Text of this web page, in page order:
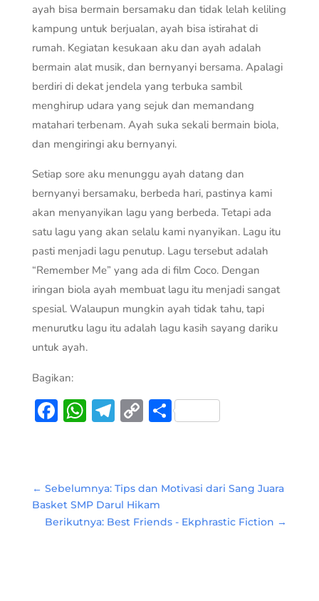
ayah bisa bermain bersamaku dan tidak lelah keliling
kampung untuk berjualan, ayah bisa istirahat di
rumah. Kegiatan kesukaan aku dan ayah adalah
bermain alat musik, dan bernyanyi bersama. Apalagi
berdiri di dekat jendela yang terbuka sambil
menghirup udara yang sejuk dan memandang
matahari terbenam. Ayah suka sekali bermain biola,
dan mengiringi aku bernyanyi.
Setiap sore aku menunggu ayah datang dan
bernyanyi bersamaku, berbeda hari, pastinya kami
akan menyanyikan lagu yang berbeda. Tetapi ada
satu lagu yang akan selalu kami nyanyikan. Lagu itu
pasti menjadi lagu penutup. Lagu tersebut adalah
“Remember Me” yang ada di film Coco. Dengan
iringan biola ayah membuat lagu itu menjadi sangat
spesial. Walaupun mungkin ayah tidak tahu, tapi
menurutku lagu itu adalah lagu kasih sayang dariku
untuk ayah.
Bagikan:
Facebook
WhatsApp
Telegram
CopyShare
← Sebelumnya: Tips dan Motivasi dari Sang Juara
Basket SMP Darul Hikam
Berikutnya: Best Friends - Ekphrastic Fiction →